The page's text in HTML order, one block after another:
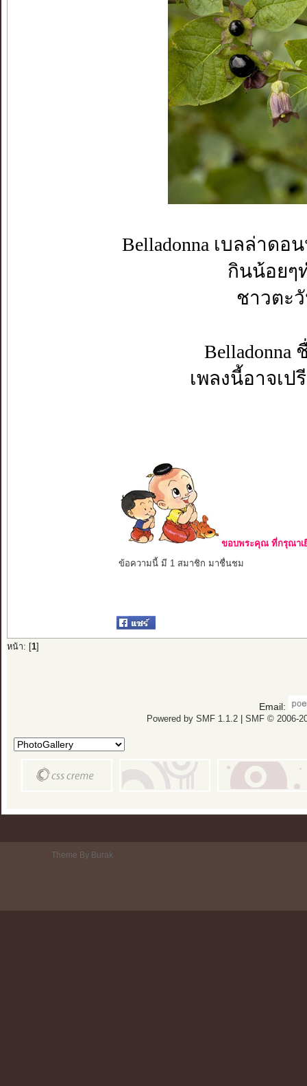
Belladonna เบลล่าด
กินน้อยๆ
ชาวตะ
เพลงนี้อาจเ
ขอบพระคุณ ที่กรุณาเ
ข้อความนี้ มี 1 สมาชิก มาชื่นชม
หน้า: [ 1]
Email:
Powered by SMF 1.1.2| SMF © 2006-
Theme By Burak